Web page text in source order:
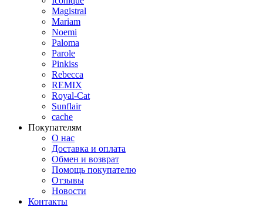
Magistral
Mariam
Noemi
Paloma
Parole
Pinkiss
Rebecca
REMIX
Royal-Cat
Sunflair
cache
Покупателям
О нас
Доставка и оплата
Обмен и возврат
Помощь покупателю
Отзывы
Новости
Контакты